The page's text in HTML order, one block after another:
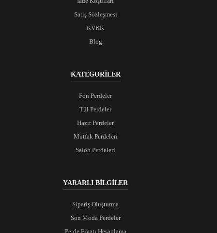
Satış Sözleşmesi
KVKK
Blog
KATEGORİLER
Fon Perdeler
Tül Perdeler
Hazır Perdeler
Mutfak Perdeleri
Salon Perdeleri
YARARLI BİLGİLER
Sipariş Oluşturma
Son Moda Perdeler
Perde Fiyatı Hesaplama